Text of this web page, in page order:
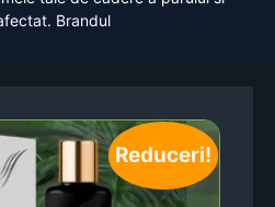
Brandul
Reduceri!